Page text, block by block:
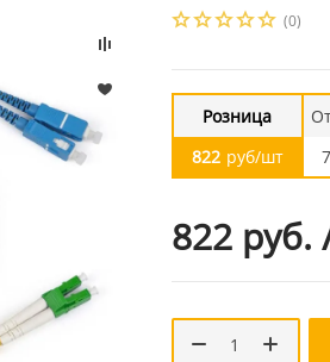
(0)
Розница
822 руб/шт
822 руб.